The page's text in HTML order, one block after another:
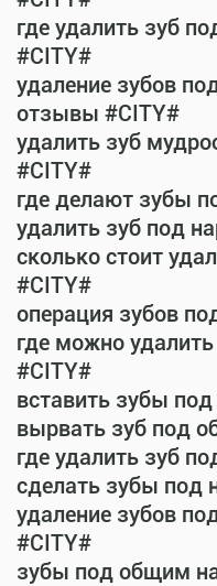
где удалить зуб
#CITY#
удаление зубов
отзывы #CITY#
удалить зуб
#CITY#
где делают зубы
удалить зуб под
сколько стоит
#CITY#
операция зубов
где можно
#CITY#
вставить зубы
вырвать зуб под
где удалить зуб
сделать зубы под
удаление зубов
#CITY#
зубы под общим